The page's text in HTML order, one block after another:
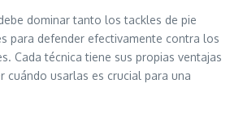
dominar tanto los tackles de pie
para defender efectivamente contra los
Cada técnica tiene sus propias ventajas
cuándo usarlas es crucial para una